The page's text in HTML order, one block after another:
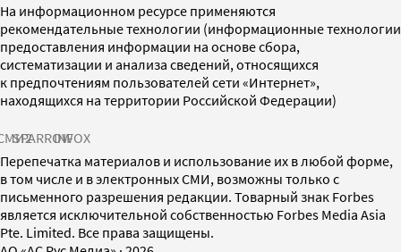
На информационном ресурсе применяются
рекомендательные технологии (информационные технологии
предоставления информации на основе сбора,
систематизации и анализа сведений, относящихся
к предпочтениям пользователей сети «Интернет»,
находящихся на территории Российской Федерации)
SPARROWINFOX
Перепечатка материалов и использование их в любой форме,
в том числе и в электронных СМИ, возможны только с
письменного разрешения редакции. Товарный знак Forbes
является исключительной собственностью Forbes Media Asia
Pte. Limited. Все права защищены.